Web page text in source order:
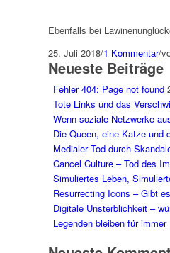
Ebenfalls bei
25. Juli 2018/1 Kommentar/
Neueste Beiträge
Fehler 404: Page not found
Tote Links und das
Wenn soziale Netzwerke
Die Queen, eine Katze und
Medialer Tod durch
Cancel Culture – Tod des
Simuliertes Leben,
Resurrecting Icons – Gibt
Digitale Unsterblichkeit –
Legenden bleiben für immer